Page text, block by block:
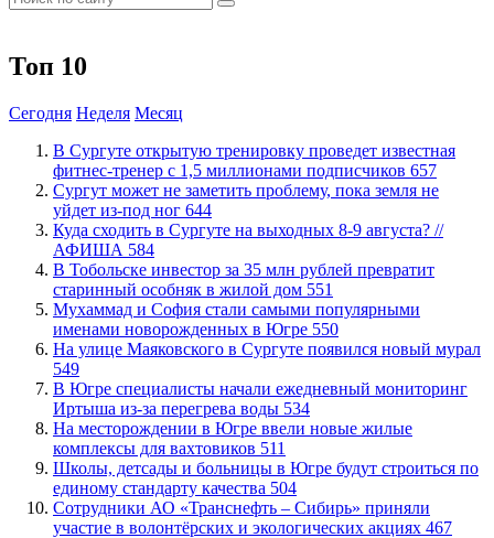
Топ 10
Сегодня Неделя Месяц
В Сургуте открытую тренировку проведет известная
фитнес-тренер с 1,5 миллионами подписчиков 657
Сургут может не заметить проблему, пока земля не
уйдет из-под ног 644
​Куда сходить в Сургуте на выходных 8-9 августа? //
АФИША 584
В Тобольске инвестор за 35 млн рублей превратит
старинный особняк в жилой дом 551
​Мухаммад и София стали самыми популярными
именами новорожденных в Югре 550
​На улице Маяковского в Сургуте появился новый мурал
549
В Югре специалисты начали ежедневный мониторинг
Иртыша из-за перегрева воды 534
​На месторождении в Югре ввели новые жилые
комплексы для вахтовиков 511
Школы, детсады и больницы в Югре будут строиться по
единому стандарту качества 504
Сотрудники АО «Транснефть – Сибирь» приняли
участие в волонтёрских и экологических акциях 467